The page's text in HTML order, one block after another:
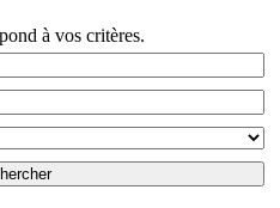
à vos critères.